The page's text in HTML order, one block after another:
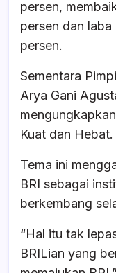
persen,
persen dan laba
persen.
Sementara
Arya Gani
Kuat dan Hebat.
Tema ini
BRI sebagai
berkembang
“Hal itu tak
BRILian yang